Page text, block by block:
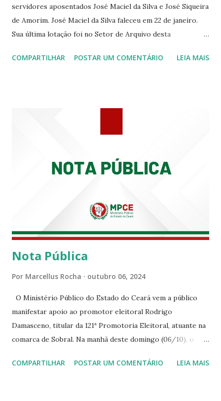
servidores aposentados José Maciel da Silva e José Siqueira
de Amorim. José Maciel da Silva faleceu em 22 de janeiro.
Sua última lotação foi no Setor de Arquivo desta
Siqueira Amorim faleceu em 28 de fevereiro e encerrou a
COMPARTILHAR POSTAR UM COMENTÁRIO LEIA MAIS
Nota Pública
Por Marcellus Rocha outubro 06, 2024
O Ministério Público do Estado do Ceará vem a público
manifestar apoio ao promotor eleitoral Rodrigo
Damasceno, titular da 121ª Promotoria Eleitoral, atuante na
comarca de Sobral. Na manhã deste domingo (06/10), o
integrava um grupo de apoiadores de um candidato a
COMPARTILHAR POSTAR UM COMENTÁRIO LEIA MAIS